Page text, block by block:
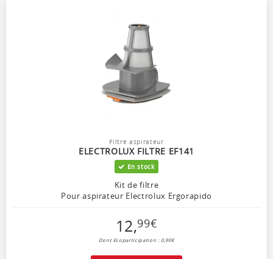
Filtre aspirateur
ELECTROLUX FILTRE EF141
En stock
Kit de filtre
Pour aspirateur Electrolux Ergorapido
12,99€
Dont Ecoparticipation : 0,90€